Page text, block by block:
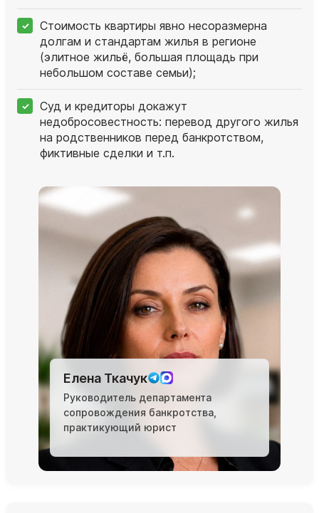
Стоимость квартиры явно несоразмерна
долгам и стандартам жилья в регионе
(элитное жильё, большая площадь при
небольшом составе семьи);
Суд и кредиторы докажут
недобросовестность: перевод другого жилья
на родственников перед банкротством,
фиктивные сделки и т.п.
Елена Ткачук
Руководитель департамента
сопровождения банкротства,
практикующий юрист